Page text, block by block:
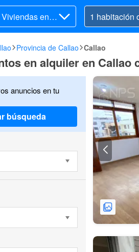
Viviendas en al
quiler
Provincia de Callao Callao
en alquiler en Callao
anuncios en tu
búsqueda